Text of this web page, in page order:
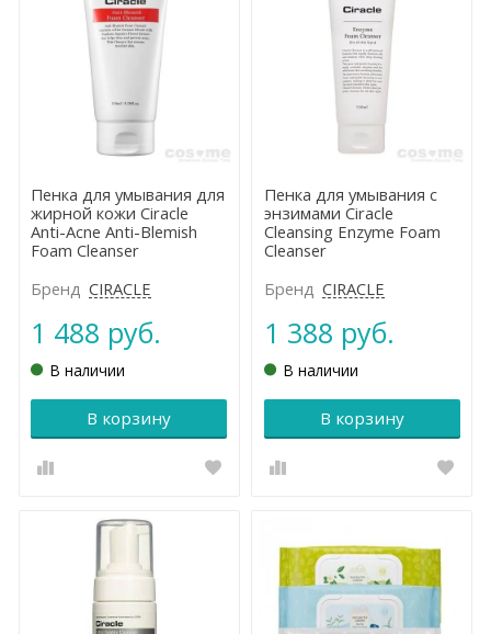
Пенка для умывания для
жирной кожи Ciracle
Anti-Acne Anti-Blemish
Foam Cleanser
Бренд CIRACLE
1 488 руб.
В наличии
В корзину
Пенка для умывания с
энзимами Ciracle
Cleansing Enzyme Foam
Cleanser
Бренд CIRACLE
1 388 руб.
В наличии
В корзину